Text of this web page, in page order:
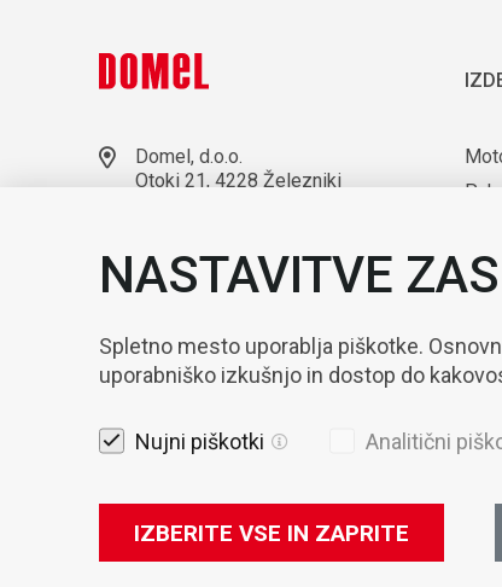
Domel, d.o.o.
Otoki 21, 4228 Železniki
sales@domel.com
Lokacije skladišč
Pravna
NASTAVITVE
Spletno mesto uporablja piškotke.
uporabniško izkušnjo in dostop do
Nujni piškotki Analitični
IZBERITE VSE IN ZAPRITE